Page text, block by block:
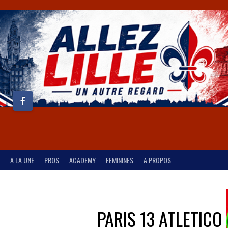
A LA UNE PROS ACADEMY FEMININES A PROPOS
PARIS 13 ATLETICO